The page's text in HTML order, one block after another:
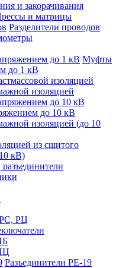
и закорачивания
и матрицы
Разделители проводов
Муфты
до 1 кВ
изоляцией
изоляцией
до 10 кВ
изоляцией (до 10
из сшитого
кВ)
РЦ
Разъединители РЕ-19